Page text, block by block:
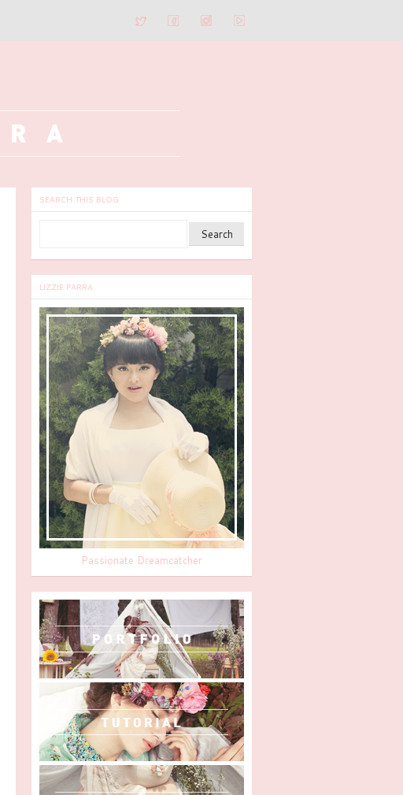
SEARCH THIS BLOG
LIZZIE PARRA
Passionate Dreamcatcher